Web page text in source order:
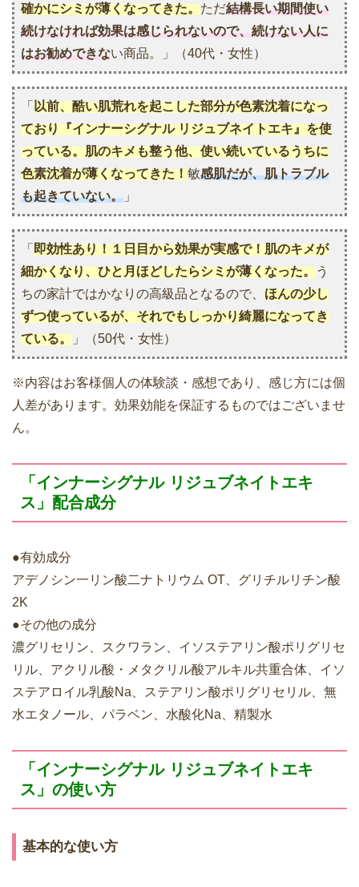
確かにシミが薄くなってきた。ただ結構長い期間使い
続けなければ効果は感じられないので、続けない人に
はお勧めできない商品。」（40代・女性）
「 以前、酷い肌荒れを起こした部分が色素沈着になっ
ており『インナーシグナル リジュブネイトエキ』を使
っている。肌のキメも整う他、使い続いているうちに
色素沈着が薄くなってきた！敏感肌だが、肌トラブル
も起きていない。 」
「 即効性あり！１日目から効果が実感で！肌のキメが
細かくなり、ひと月ほどしたらシミが薄くなった。う
ちの家計ではかなりの高級品となるので、 ほんの少し
ずつ使っているが、それでもしっかり綺麗になってき
ている。 」（50代・女性）
※内容はお客様個人の体験談・感想であり、感じ方には個
人差があります。効果効能を保証するものではございませ
ん。
「インナーシグナル リジュブネイトエキ
ス」配合成分
●有効成分
アデノシン一リン酸二ナトリウム OT、グリチルリチン酸
2K
●その他の成分
濃グリセリン、スクワラン、イソステアリン酸ポリグリセ
リル、アクリル酸・メタクリル酸アルキル共重合体、イソ
ステアロイル乳酸Na、ステアリン酸ポリグリセリル、無
水エタノール、パラベン、水酸化Na、精製水
「インナーシグナル リジュブネイトエキ
ス」の使い方
基本的な使い方